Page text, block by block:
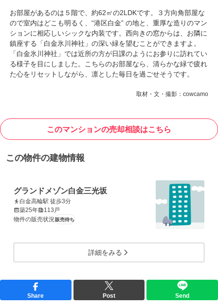
お部屋があるのは５階で、約62㎡の2LDKです。３方向角部屋な
ので室内はどこも明るく、“港区白金” の地と、重厚な造りのマン
ションに相応しいシックな内装です。西向きの窓からは、お隣に
鎮座する「白金氷川神社」の深い緑を望むことができますよ。
「白金氷川神社」では近所の方が日課のようにお参りに訪れてい
る様子を目にしました。こちらのお部屋なら、清らかな緑で疲れ
た心をリセットしながら、凛とした毎日を過ごせそうです。
取材・文・撮影：cowcamo
このマンションの売却相談はこちら
この物件の建物情報
グランドメゾン白金三光坂
白金高輪駅 徒歩3分
築25年
113戸
物件の販売状況販売待ち
詳細をみる
Share Post Send